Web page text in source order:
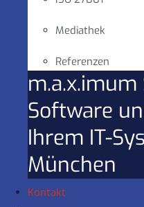
Mediathek
Referenzen
m.a.x.imum
Software
Ihrem IT-
München
Kontakt